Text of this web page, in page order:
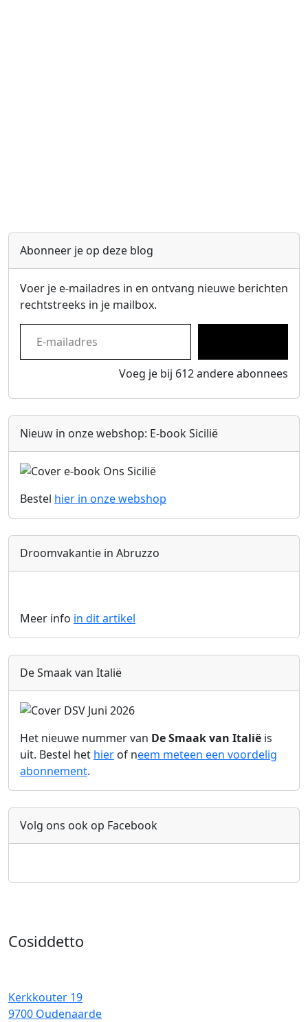
Abonneer je op deze blog
Voer je e-mailadres in en ontvang nieuwe berichten
rechtstreeks in je mailbox.
E-mailadres
Voeg je bij 612 andere abonnees
Nieuw in onze webshop: E-book Sicilië
Bestel hier in onzewebshop
Droomvakantie in Abruzzo
Meer info in dit artikel
De Smaak van Italië
Het nieuwe nummer van De Smaak van Italië is
uit. Bestel het hier of neem meteen een voordelig
abonnement.
Volg ons ook op Facebook
Cosiddetto
Kerkkouter 19
9700 Oudenaarde